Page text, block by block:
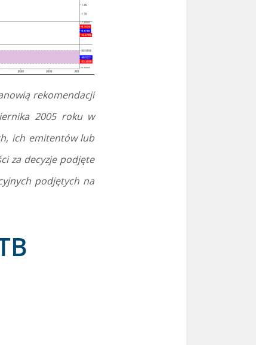
rekomendacji
2005 roku w
ich emitentów lub
za decyzje podjęte
podjętych na